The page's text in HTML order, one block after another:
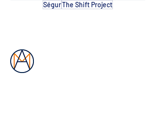
SégurThe Shift Project